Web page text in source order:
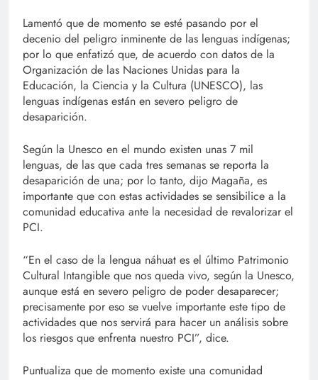
Lamentó que de momento se esté pasando por el
decenio del peligro inminente de las lenguas indígenas;
por lo que enfatizó que, de acuerdo con datos de la
Organización de las Naciones Unidas para la
Educación, la Ciencia y la Cultura (UNESCO), las
lenguas indígenas están en severo peligro de
desaparición.
Según la Unesco en el mundo existen unas 7 mil
lenguas, de las que cada tres semanas se reporta la
desaparición de una; por lo tanto, dijo Magaña, es
importante que con estas actividades se sensibilice a la
comunidad educativa ante la necesidad de revalorizar el
PCI.
“En el caso de la lengua náhuat es el último Patrimonio
Cultural Intangible que nos queda vivo, según la Unesco,
aunque está en severo peligro de poder desaparecer;
precisamente por eso se vuelve importante este tipo de
actividades que nos servirá para hacer un análisis sobre
los riesgos que enfrenta nuestro PCI”, dice.
Puntualiza que de momento existe una comunidad